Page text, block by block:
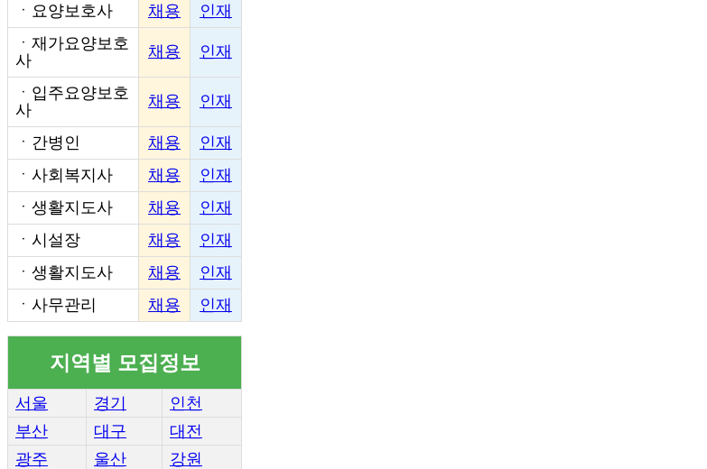
ㆍ 요양보호사 채용
인재
ㆍ 재가요양보호
사
채용 인재
ㆍ 입주요양보호
사
채용 인재
ㆍ 간병인 채용
인재
ㆍ 사회복지사 채용
인재
ㆍ 생활지도사 채용
인재
ㆍ 시설장 채용
인재
ㆍ 생활지도사 채용
인재
ㆍ 사무관리 채용 인재
지역별 모집정보
서울 경기
인천
부산
대구
대전
광주
울산
강원